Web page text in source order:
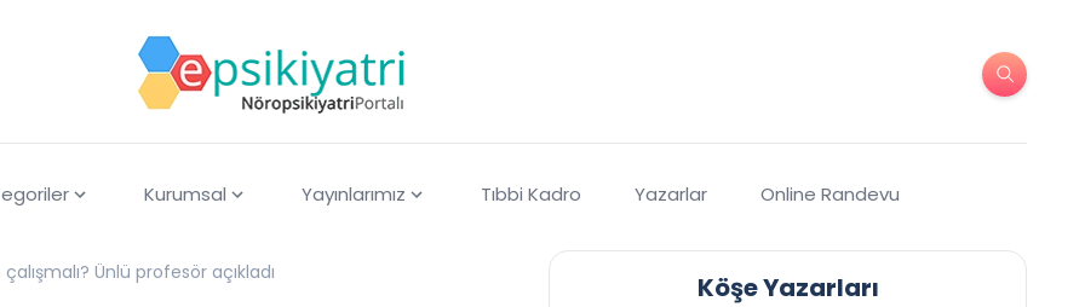
Kurumsal Yayınlarımız Tıbbi Kadro Yazarlar Online Randevu
Ünlü profesör açıkladı Köşe Yazarları